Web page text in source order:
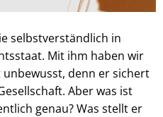
selbstverständlich in
Mit ihm haben wir
denn er sichert
Aber was ist
genau? Was stellt er